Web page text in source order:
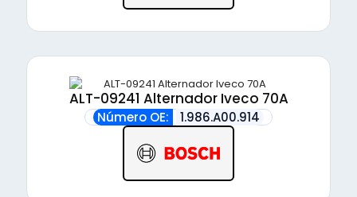
ALT-09241 Alternador Iveco 70A
Número OE: 1.986.A00.914